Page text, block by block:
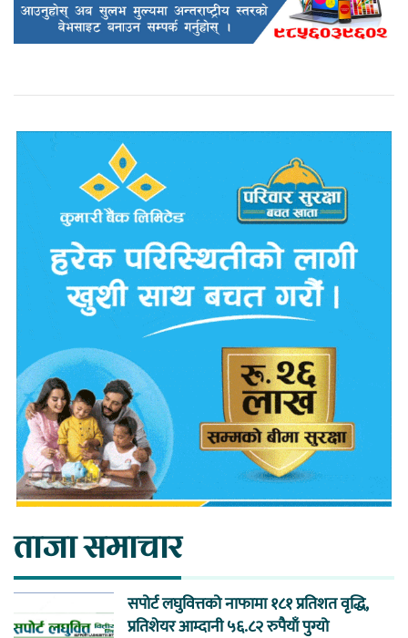
ताजा समाचार
सपोर्ट लघुवित्तको नाफामा १८१ प्रतिशत वृद्धि,
प्रतिशेयर आम्दानी ५६.८२ रुपैयाँ पुग्यो